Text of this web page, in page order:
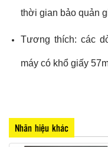
thời gian bảo quản
Tương thích: các
máy có khổ giấy
Nhãn hiệu khác